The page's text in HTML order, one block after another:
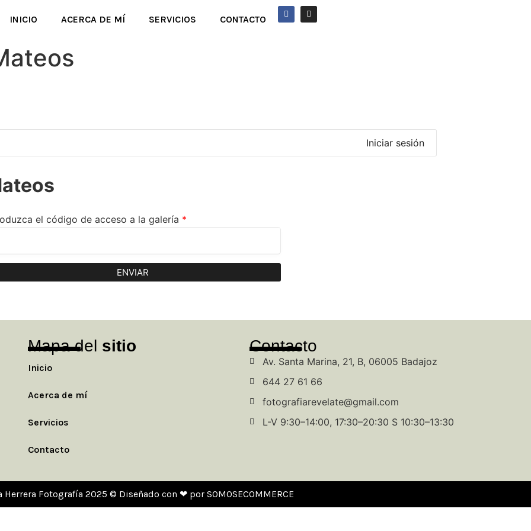
INICIO ACERCA DE MÍ SERVICIOS CONTACTO
Iniciar sesión
el código de acceso a la galería *
ENVIAR
Mapa del sitio
Inicio
Acerca de mí
Servicios
Contacto
Contacto
Av. Santa Marina, 21, B, 06005 Badajoz
644 27 61 66
fotografiarevelate@gmail.com
L-V 9:30–14:00, 17:30–20:30 S 10:30–13:30
Herrera Fotografía 2025 © Diseñado con ❤ por SOMOSECOMMERCE